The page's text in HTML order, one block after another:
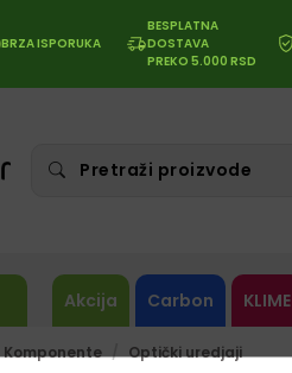
BRZA ISPORUKA
BESPLATNA
DOSTAVA
PREKO 5.000 RSD
Akcija Carbon KLIME
Komponente Optički uredjaji